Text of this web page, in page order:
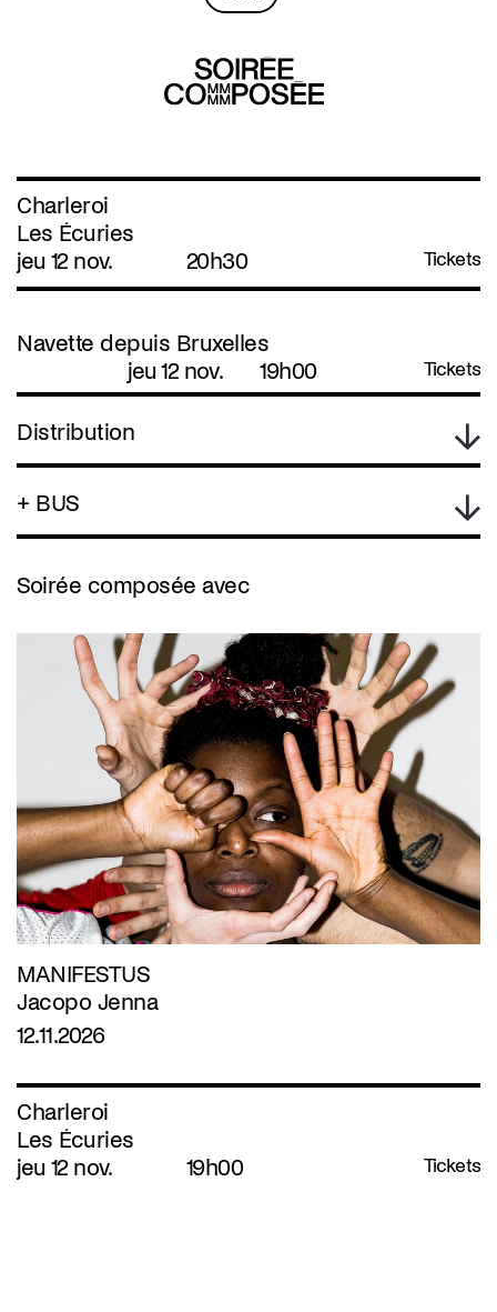
Charleroi
Les Écuries
jeu 12 nov.
20h30 Tickets
Navette depuis Bruxelles
jeu 12 nov.
19h00 Tickets
Distribution
+ BUS
Soirée composée avec
MANIFESTUS
Jacopo Jenna
12.11.2026
Charleroi
Les Écuries
jeu 12 nov.
19h00 Tickets